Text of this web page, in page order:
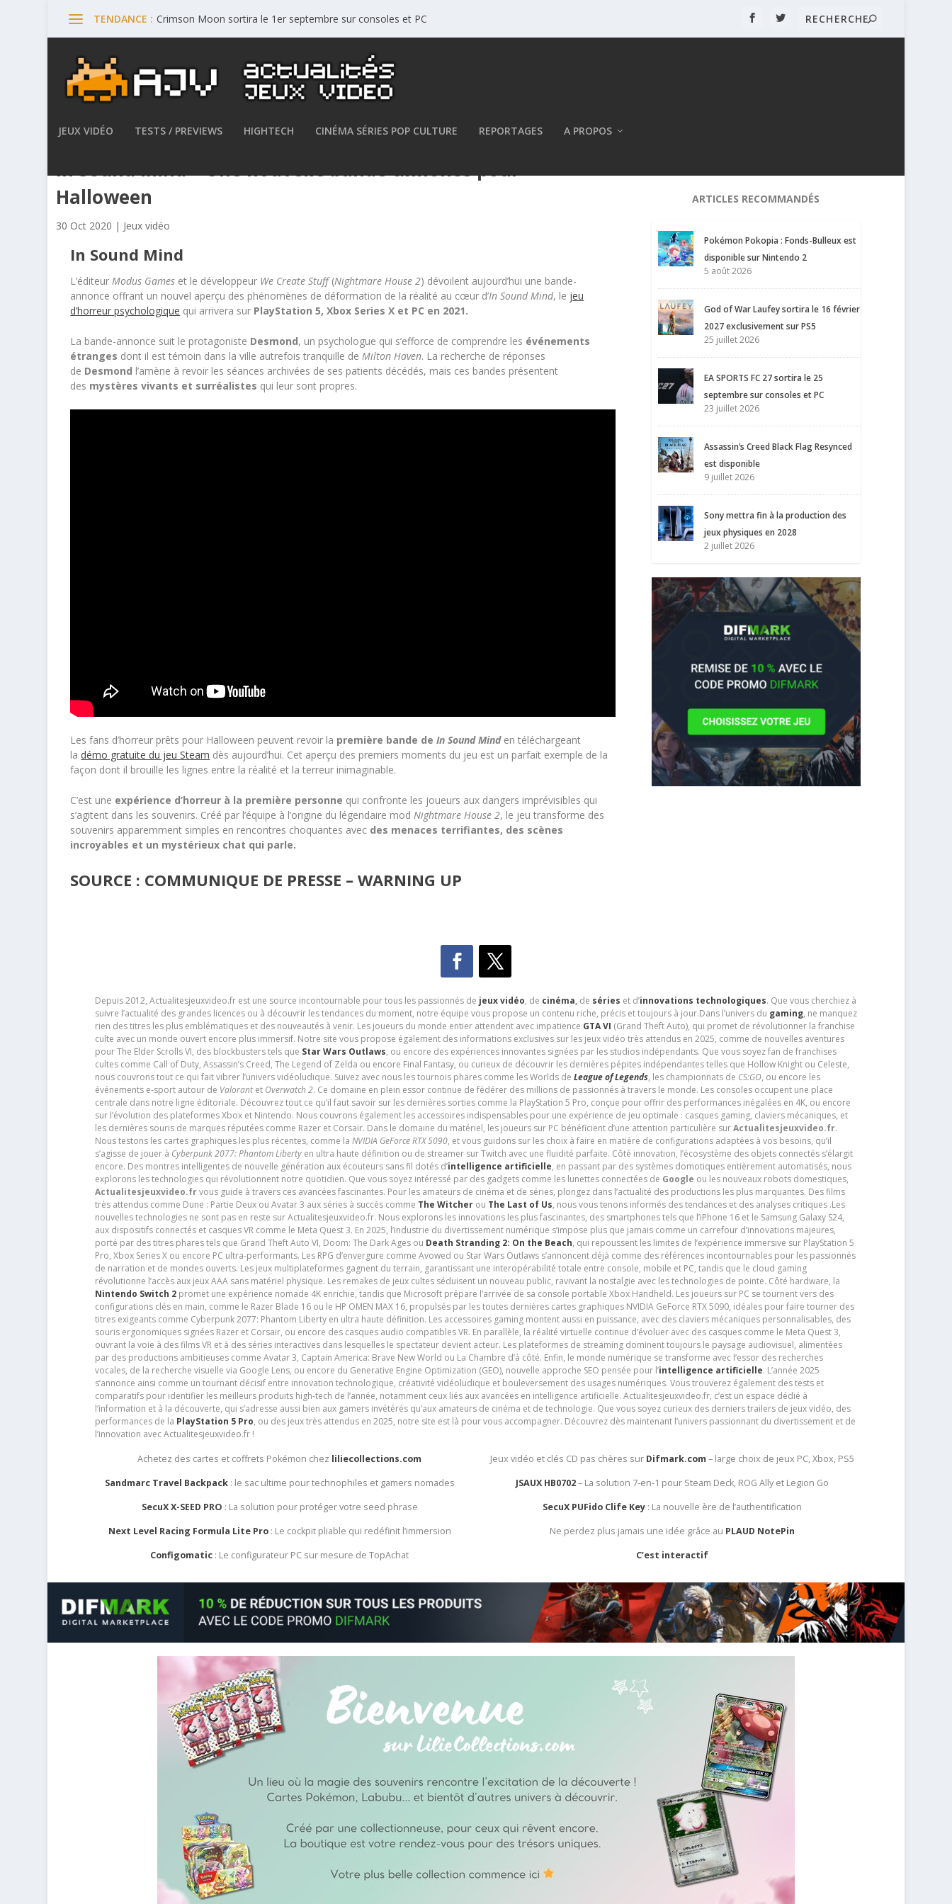
TENDANCE : Crimson Moon sortira le 1er septembre sur consoles et PC
JEUX VIDÉO TESTS / PREVIEWS HIGHTECH CINÉMA SÉRIES POP CULTURE REPORTAGES A PROPOS
In Sound Mind – Une nouvelle bande-annonce pour
Halloween
30 Oct 2020 | Jeux vidéo
In Sound Mind
L’éditeurModus Games et le développeur We Create Stuff(Nightmare House 2) dévoilent aujourd’hui une bande-
annonce offrant un nouvel aperçu des phénomènes de déformation de la réalité au cœur d’In Sound Mind, le jeu
d’horreur psychologique qui arrivera sur PlayStation 5, Xbox Series X et PC en 2021.
La bande-annonce suit le protagoniste Desmond, un psychologue qui s’efforce de comprendre les événements
étranges dont il est témoin dans la ville autrefois tranquille deMilton Haven. La recherche de réponses
de Desmond l’amène à revoir les séances archivées de ses patients décédés, mais ces bandes présentent
des mystères vivants et surréalistes qui leur sont propres.
Les fans d’horreur prêts pour Halloween peuvent revoir la première bande deIn Sound Minden téléchargeant
la démo gratuite du jeu Steam dès aujourd’hui. Cet aperçu des premiers moments du jeu est un parfait exemple de la
façon dont il brouille les lignes entre la réalité et la terreur inimaginable.
C’est une expérience d’horreur à la première personne qui confronte les joueurs aux dangers imprévisibles qui
s’agitent dans les souvenirs. Créé par l’équipe à l’origine du légendaire modNightmare House 2, le jeu transforme des
souvenirs apparemment simples en rencontres choquantes avec des menaces terrifiantes, des scènes
incroyables et un mystérieux chat qui parle.
SOURCE : COMMUNIQUE DE PRESSE – WARNING UP
ARTICLES RECOMMANDÉS
Pokémon Pokopia : Fonds-Bulleux est
disponible sur Nintendo 2
5 août 2026
God of War Laufey sortira le 16 février
2027 exclusivement sur PS5
25 juillet 2026
EA SPORTS FC 27 sortira le 25
septembre sur consoles et PC
23 juillet 2026
Assassin’s Creed Black Flag Resynced
est disponible
9 juillet 2026
Sony mettra fin à la production des
jeux physiques en 2028
2 juillet 2026
Depuis 2012, Actualitesjeuxvideo.fr est une source incontournable pour tous les passionnés de jeux vidéo, de cinéma,de séries et d’innovations technologiques. Que vous cherchiez à
suivre l’actualité des grandes licences ou à découvrir les tendances du moment, notre équipe vous propose un contenu riche, précis et toujours à jour.Dans l’univers du gaming, ne manquez
rien des titres les plus emblématiques et des nouveautés à venir. Les joueurs du monde entier attendent avec impatience GTA VI (Grand Theft Auto), qui promet de révolutionner la franchise
culte avec un monde ouvert encore plus immersif. Notre site vous propose également des informations exclusives sur les jeux vidéo très attendus en 2025, comme de nouvelles aventures
pour The Elder Scrolls VI, des blockbusters tels que Star Wars Outlaws, ou encore des expériences innovantes signées par les studios indépendants. Que vous soyez fan de franchises
cultes comme Call of Duty, Assassin’s Creed, The Legend of Zelda ou encore Final Fantasy, ou curieux de découvrir les dernières pépites indépendantes telles que Hollow Knight ou Celeste,
nous couvrons tout ce qui fait vibrer l’univers vidéoludique. Suivez avec nous les tournois phares comme les Worlds de League of Legends, les championnats de CS:GO, ou encore les
événements e-sport autour de Valorantet Overwatch 2. Ce domaine en plein essor continue de fédérer des millions de passionnés à travers le monde. Les consoles occupent une place
centrale dans notre ligne éditoriale. Découvrez tout ce qu’il faut savoir sur les dernières sorties comme la PlayStation 5 Pro, conçue pour offrir des performances inégalées en 4K, ou encore
sur l’évolution des plateformes Xbox et Nintendo. Nous couvrons également les accessoires indispensables pour une expérience de jeu optimale : casques gaming, claviers mécaniques, et
les dernières souris de marques réputées comme Razer et Corsair. Dans le domaine du matériel, les joueurs sur PC bénéficient d’une attention particulière surActualitesjeuxvideo.fr.
Nous testons les cartes graphiques les plus récentes, comme la NVIDIA GeForce RTX 5090, et vous guidons sur les choix à faire en matière de configurations adaptées à vos besoins, qu’il
s’agisse de jouer à Cyberpunk 2077: Phantom Libertyen ultra haute définition ou de streamer sur Twitch avec une fluidité parfaite. Côté innovation, l’écosystème des objets connectés s’élargit
encore. Des montres intelligentes de nouvelle génération aux écouteurs sans fil dotés d’intelligence artificielle, en passant par des systèmes domotiques entièrement automatisés, nous
explorons les technologies qui révolutionnent notre quotidien. Que vous soyez intéressé par des gadgets comme les lunettes connectées de Google ou les nouveaux robots domestiques,
Actualitesjeuxvideo.frvous guide à travers ces avancées fascinantes. Pour les amateurs de cinéma et de séries, plongez dans l’actualité des productions les plus marquantes. Des films
très attendus comme Dune : Partie Deux ou Avatar 3 aux séries à succès comme The Witcherou The Last of Us, nous vous tenons informés des tendances et des analyses critiques .Les
nouvelles technologies ne sont pas en reste sur Actualitesjeuxvideo.fr. Nous explorons les innovations les plus fascinantes, des smartphones tels que l’iPhone 16 et le Samsung Galaxy S24,
aux dispositifs connectés et casques VR comme le Meta Quest 3. En 2025, l’industrie du divertissement numérique s’impose plus que jamais comme un carrefour d’innovations majeures,
porté par des titres phares tels que Grand Theft Auto VI, Doom: The Dark Ages ou Death Stranding 2: On the Beach, qui repoussent les limites de l’expérience immersive sur PlayStation 5
Pro, Xbox Series X ou encore PC ultra-performants. Les RPG d’envergure comme Avowed ou Star Wars Outlaws s’annoncent déjà comme des références incontournables pour les passionnés
de narration et de mondes ouverts. Les jeux multiplateformes gagnent du terrain, garantissant une interopérabilité totale entre console, mobile et PC, tandis que le cloud gaming
révolutionne l’accès aux jeux AAA sans matériel physique. Les remakes de jeux cultes séduisent un nouveau public, ravivant la nostalgie avec les technologies de pointe. Côté hardware, la
Nintendo Switch 2promet une expérience nomade 4K enrichie, tandis que Microsoft prépare l’arrivée de sa console portable Xbox Handheld. Les joueurs sur PC se tournent vers des
configurations clés en main, comme le Razer Blade 16 ou le HP OMEN MAX 16, propulsés par les toutes dernières cartes graphiques NVIDIA GeForce RTX 5090, idéales pour faire tourner des
titres exigeants comme Cyberpunk 2077: Phantom Liberty en ultra haute définition. Les accessoires gaming montent aussi en puissance, avec des claviers mécaniques personnalisables, des
souris ergonomiques signées Razer et Corsair, ou encore des casques audio compatibles VR. En parallèle, la réalité virtuelle continue d’évoluer avec des casques comme le Meta Quest 3,
ouvrant la voie à des films VR et à des séries interactives dans lesquelles le spectateur devient acteur. Les plateformes de streaming dominent toujours le paysage audiovisuel, alimentées
par des productions ambitieuses comme Avatar 3, Captain America: Brave New World ou La Chambre d’à côté. Enfin, le monde numérique se transforme avec l’essor des recherches
vocales, de la recherche visuelle via Google Lens, ou encore du Generative Engine Optimization (GEO), nouvelle approche SEO pensée pour l’intelligence artificielle. L’année 2025
s’annonce ainsi comme un tournant décisif entre innovation technologique, créativité vidéoludique et bouleversement des usages numériques. Vous trouverez également des tests et
comparatifs pour identifier les meilleurs produits high-tech de l’année, notamment ceux liés aux avancées en intelligence artificielle. Actualitesjeuxvideo.fr, c’est un espace dédié à
l’information et à la découverte, qui s’adresse aussi bien aux gamers invétérés qu’aux amateurs de cinéma et de technologie. Que vous soyez curieux des derniers trailers de jeux vidéo, des
performances de la PlayStation 5 Pro, ou des jeux très attendus en 2025, notre site est là pour vous accompagner. Découvrez dès maintenant l’univers passionnant du divertissement et de
l’innovation avec Actualitesjeuxvideo.fr !
Achetez des cartes et coffrets Pokémon chez liliecollections.com
Sandmarc Travel Backpack: le sac ultime pour technophiles et gamers nomades
SecuX X-SEED PRO : La solution pour protéger votre seed phrase
Next Level Racing Formula Lite Pro: Le cockpit pliable qui redéfinit l’immersion
Configomatic : Le configurateur PC sur mesure de TopAchat
Jeux vidéo et clés CD pas chères sur Difmark.com – large choix de jeux PC, Xbox, PS5
JSAUX HB0702– La solution 7-en-1 pour Steam Deck, ROG Ally et Legion Go
SecuX PUFido Clife Key : La nouvelle ère de l’authentification
Ne perdez plus jamais une idée grâce au PLAUD NotePin
C’est interactif